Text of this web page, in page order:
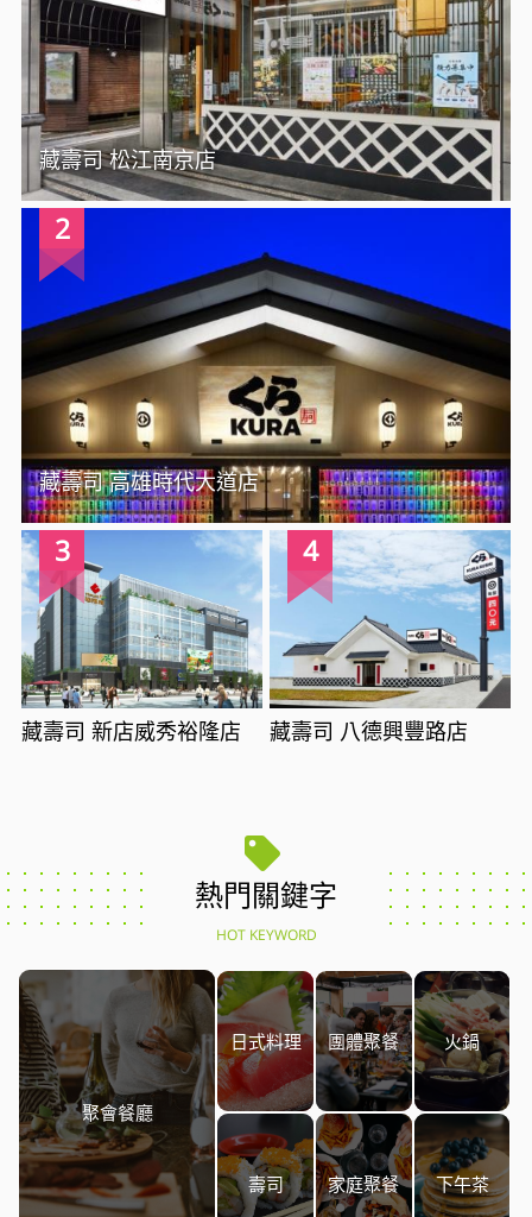
藏壽司 松江南京店
2
藏壽司 高雄時代大道店
3
藏壽司 新店威秀裕隆店
4
藏壽司 八德興豐路店
熱門關鍵字
HOT KEYWORD
聚會餐廳
日式料理 團體聚餐 火鍋
壽司 家庭聚餐 下午茶